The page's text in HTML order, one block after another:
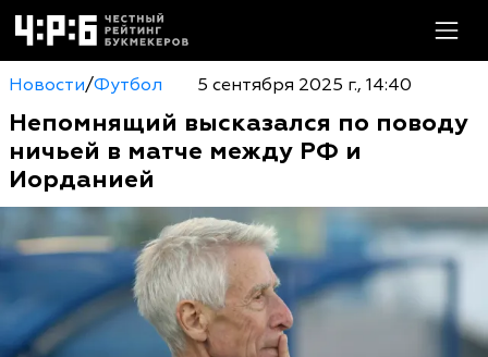
Новости/Футбол 5 сентября 2025 г., 14:40
Непомнящий высказался по поводу
ничьей в матче между РФ и
Иорданией